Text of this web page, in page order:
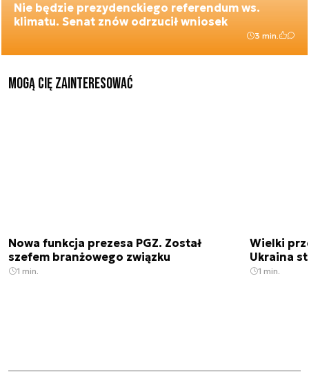
Nie będzie prezydenckiego referendum ws.
klimatu. Senat znów odrzucił wniosek
3 min.
Mogą Cię zainteresować
Nowa funkcja prezesa PGZ. Został
szefem branżowego związku
1 min.
Wielki
Ukraina
1 min.